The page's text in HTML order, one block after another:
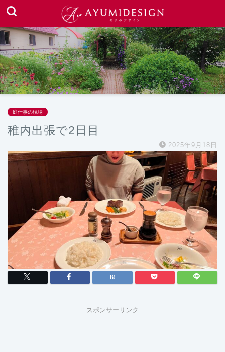
庭仕事の現場
稚内出張で2日目
2025年9月18日
スポンサーリンク